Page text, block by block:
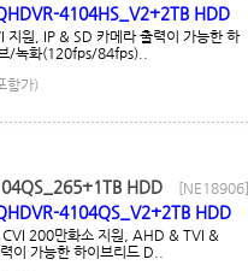
4104HS_V2+2TB HDD
원, IP & SD 카메라 출력이 가능한 하
/녹화(120fps/84fps)..
함가)
HDD [NE18906]
4104QS_V2+2TB HDD
200만화소 지원, AHD & TVI &
이 가능한 하이브리드 D..